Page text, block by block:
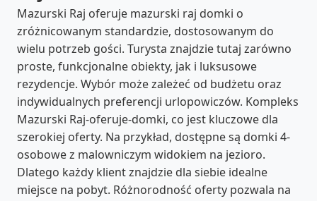
Mazurski Raj oferuje mazurski raj domki o
zróżnicowanym standardzie, dostosowanym do
wielu potrzeb gości. Turysta znajdzie tutaj zarówno
proste, funkcjonalne obiekty, jak i luksusowe
rezydencje. Wybór może zależeć od budżetu oraz
indywidualnych preferencji urlopowiczów. Kompleks
Mazurski Raj-oferuje-domki, co jest kluczowe dla
szerokiej oferty. Na przykład, dostępne są domki 4-
osobowe z malowniczym widokiem na jezioro.
Dlatego każdy klient znajdzie dla siebie idealne
miejsce na pobyt. Różnorodność oferty pozwala na